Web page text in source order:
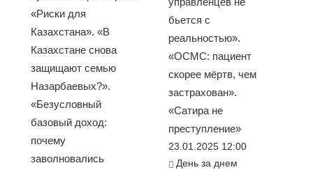
«Риски для
Казахстана». «В
Казахстане снова
защищают семью
Назарбаевых?».
«Безусловный
базовый доход:
почему
заволновались
бьется с
реальностью».
«ОСМС: пациент
скорее мёртв, чем
застрахован».
«Сатира не
преступление»
23.01.2025 12:00
День за днем